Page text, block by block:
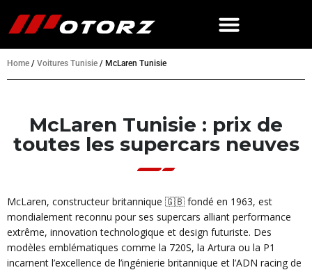
Home / Voitures Tunisie / McLaren Tunisie
McLaren Tunisie : prix de
toutes les supercars neuves
McLaren, constructeur britannique 🇬🇧 fondé en 1963, est
mondialement reconnu pour ses supercars alliant performance
extrême, innovation technologique et design futuriste. Des
modèles emblématiques comme la 720S, la Artura ou la P1
incarnent l’excellence de l’ingénierie britannique et l’ADN racing de